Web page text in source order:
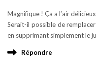
Magnifique ! Ça a l’air délicieux
Serait-il possible de
en supprimant simplement le
Répondre